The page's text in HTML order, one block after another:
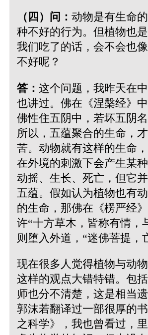
（四）问： 动物是有生命
种不好的行为。但植物也
我们吃了的话，会不会也
不好呢？
答： 这个问题，我昨天在
也讲过。佛在《涅槃经》
佛性住五阴中，若坏五阴
所以，五蕴聚合的生命，
苦。动物就有这样的生命
在外境的刺激下会产生某
动摇、生长、死亡，但它
五蕴。假如认为植物也有
的生命，那佛在《楞严经
许“十方草木，皆称有情，
则堕入外道，“迷佛菩提，
现在很多人觉得植物与动
这样的观点大错特错。包
师也分不清楚，这是相当
郭沫若翻译过一部很厚的
之科学》，我也曾看过，